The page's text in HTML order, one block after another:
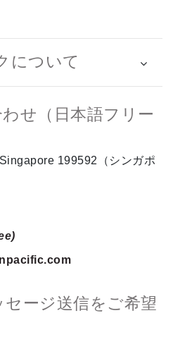
について
せ（日本語フリー
199592（シンガポ
.com
ージ送信をご希望